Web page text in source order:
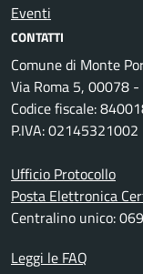
Eventi
CONTATTI
Comune di Monte
Via Roma 5, 00078
Codice fiscale:
P.IVA: 02145321002
Ufficio Protocollo
Posta Elettronica
Centralino unico:
Leggi le FAQ